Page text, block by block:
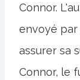
Connor.
envoyé par
assurer sa
Connor, le